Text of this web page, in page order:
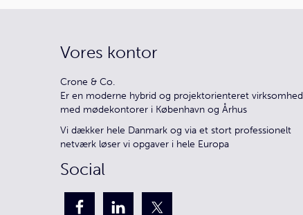
Vores kontor
Crone & Co.
Er en moderne hybrid og projektorienteret virksomhed
med mødekontorer i København og Århus
Vi dækker hele Danmark og via et stort professionelt
netværk løser vi opgaver i hele Europa
Social